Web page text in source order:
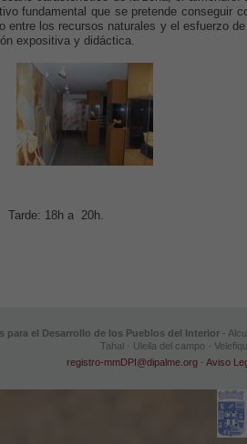
fundamental que se pretende conseguir
entre los recursos naturales y el esfuerzo
expositiva y didáctica.
18h a 20h.
para el Desarrollo de los Pueblos del Interior -
Tahal · Uleila del campo ·
registro-mmDPI@dipalme.org -Aviso